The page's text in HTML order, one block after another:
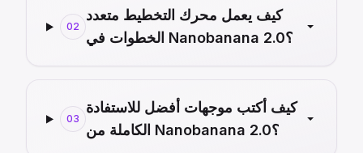
02
كيف يعمل محرك التخطيط متعدد
الخطوات في Nanobanana 2.0؟
03
كيف أكتب موجهات أفضل للاستفادة
الكاملة من Nanobanana 2.0؟